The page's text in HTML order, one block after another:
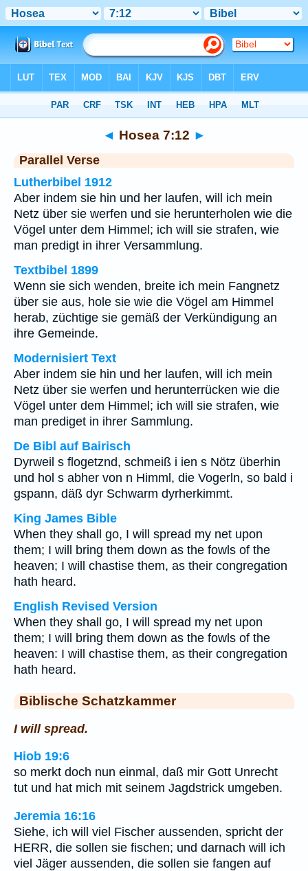
◄ Hosea 7:12 ►
Parallel Verse
Lutherbibel 1912
Aber indem sie hin und her laufen, will ich mein
Netz über sie werfen und sie herunterholen wie die
Vögel unter dem Himmel; ich will sie strafen, wie
man predigt in ihrer Versammlung.
Textbibel 1899
Wenn sie sich wenden, breite ich mein Fangnetz
über sie aus, hole sie wie die Vögel am Himmel
herab, züchtige sie gemäß der Verkündigung an
ihre Gemeinde.
Modernisiert Text
Aber indem sie hin und her laufen, will ich mein
Netz über sie werfen und herunterrücken wie die
Vögel unter dem Himmel; ich will sie strafen, wie
man prediget in ihrer Sammlung.
De Bibl auf Bairisch
Dyrweil s flogetznd, schmeiß i ien s Nötz überhin
und hol s abher von n Himml, die Vogerln, so bald i
gspann, däß dyr Schwarm dyrherkimmt.
King James Bible
When they shall go, I will spread my net upon
them; I will bring them down as the fowls of the
heaven; I will chastise them, as their congregation
hath heard.
English Revised Version
When they shall go, I will spread my net upon
them; I will bring them down as the fowls of the
heaven: I will chastise them, as their congregation
hath heard.
Biblische Schatzkammer
I will spread.
Hiob 19:6
so merkt doch nun einmal, daß mir Gott Unrecht
tut und hat mich mit seinem Jagdstrick umgeben.
Jeremia 16:16
Siehe, ich will viel Fischer aussenden, spricht der
HERR, die sollen sie fischen; und darnach will ich
viel Jäger aussenden, die sollen sie fangen auf